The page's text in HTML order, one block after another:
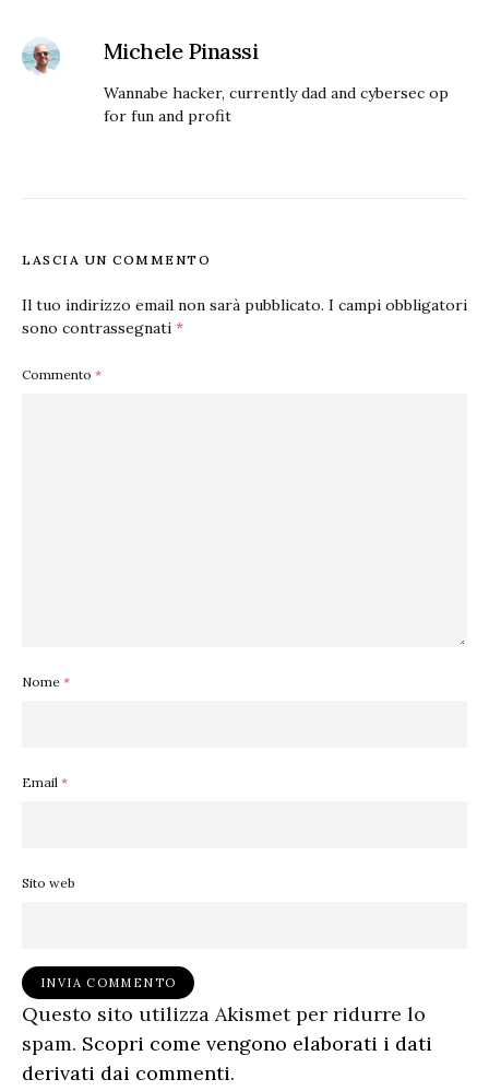
Michele Pinassi
Wannabe hacker, currently dad and cybersec op
for fun and profit
LASCIA UN COMMENTO
Il tuo indirizzo email non sarà pubblicato. I campi obbligatori
sono contrassegnati *
Commento *
Nome *
Email *
Sito web
Questo sito utilizza Akismet per ridurre lo
spam. Scopri come vengono elaborati i dati
derivati dai commenti.